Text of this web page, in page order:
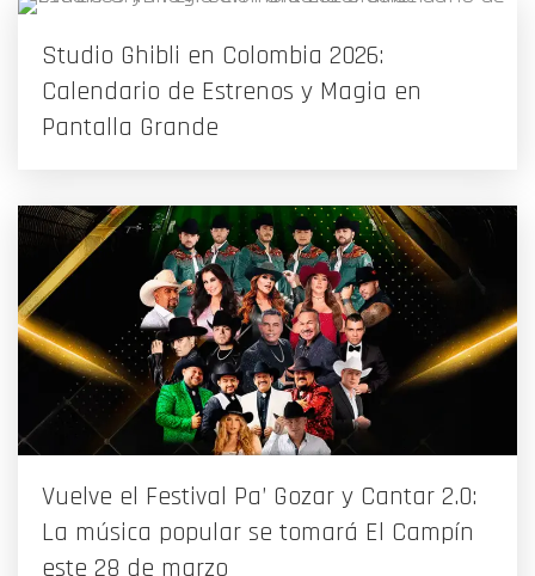
Studio Ghibli en Colombia 2026:
Calendario de Estrenos y Magia en
Pantalla Grande
Vuelve el Festival Pa’ Gozar y Cantar 2.0:
La música popular se tomará El Campín
este 28 de marzo